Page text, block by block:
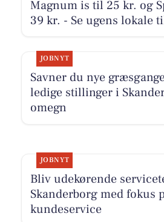
Magnum is til 25 kr. og
39 kr. - Se ugens lokale
JOBNYT
Savner du nye
ledige stillinger i
omegn
JOBNYT
Bliv udekørende
Skanderborg med fokus
kundeservice